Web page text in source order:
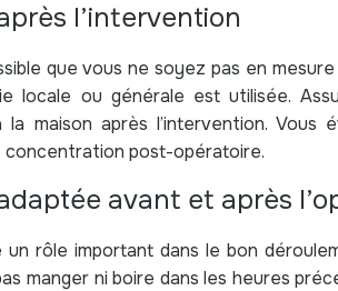
l’intervention
que vous ne soyez pas en
locale ou générale est utilisée.
maison après l’intervention. Vous
concentration post-opératoire.
avant et après
rôle important dans le bon
manger ni boire dans les heures